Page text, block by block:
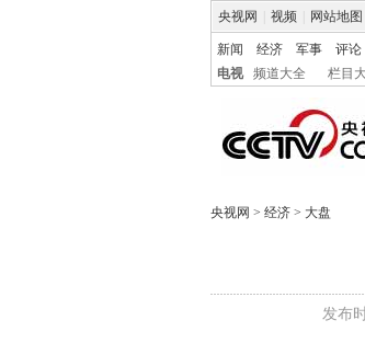
央视网 视频 网站地图
新闻 经济 军事 评论
电视
频道大全 栏目
央视网 > 经济 > 大盘
发布